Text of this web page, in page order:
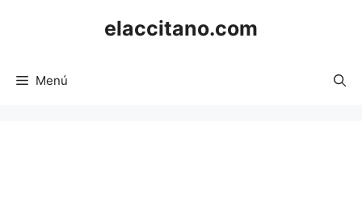
elaccitano.com
Menú